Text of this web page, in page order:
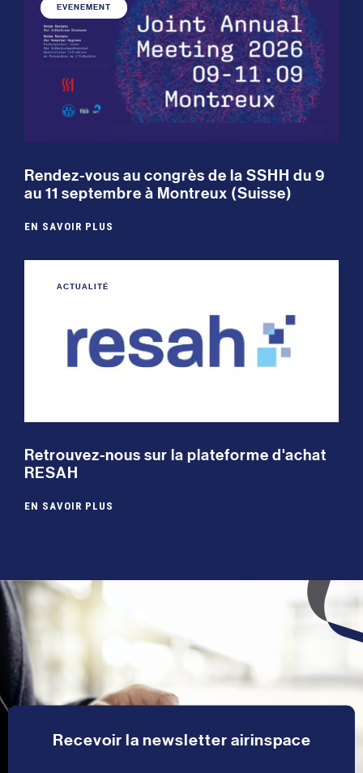
EVENEMENT
Rendez-vous au congrès de la SSHH du 9
au 11 septembre à Montreux (Suisse)
EN SAVOIR PLUS
ACTUALITÉ
Retrouvez-nous sur la plateforme d'achat
RESAH
EN SAVOIR PLUS
Recevoir la newsletter airinspace